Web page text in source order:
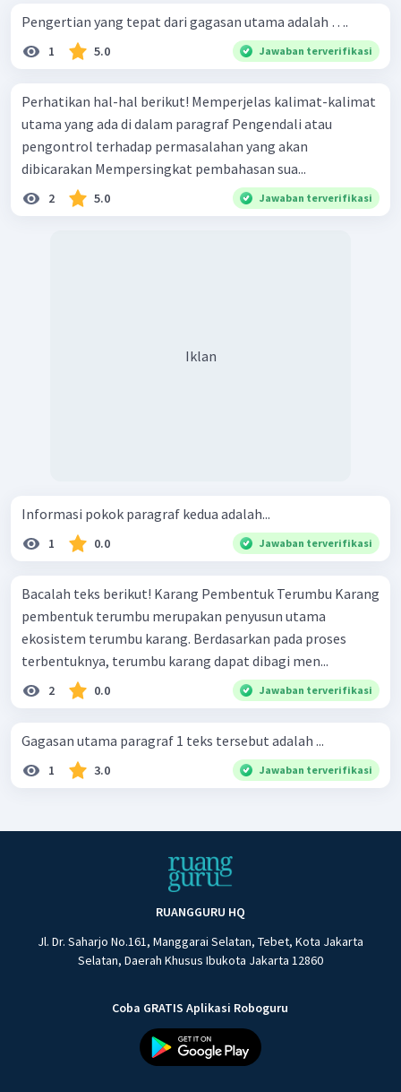
Pengertian yang tepat dari gagasan utama adalah ….
1 5.0 Jawaban terverifikasi
Perhatikan hal-hal berikut! Memperjelas kalimat-kalimat
utama yang ada di dalam paragraf Pengendali atau
pengontrol terhadap permasalahan yang akan
dibicarakan Mempersingkat pembahasan sua...
2 5.0 Jawaban terverifikasi
Iklan
Informasi pokok paragraf kedua adalah...
1 0.0 Jawaban terverifikasi
Bacalah teks berikut! Karang Pembentuk Terumbu Karang
pembentuk terumbu merupakan penyusun utama
ekosistem terumbu karang. Berdasarkan pada proses
terbentuknya, terumbu karang dapat dibagi men...
2 0.0 Jawaban terverifikasi
Gagasan utama paragraf 1 teks tersebut adalah ...
1 3.0 Jawaban terverifikasi
RUANGGURU HQ
Jl. Dr. Saharjo No.161, Manggarai Selatan, Tebet, Kota Jakarta
Selatan, Daerah Khusus Ibukota Jakarta 12860
Coba GRATIS Aplikasi Roboguru